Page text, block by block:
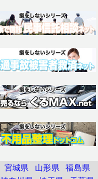
宮城県 山形県 福島県